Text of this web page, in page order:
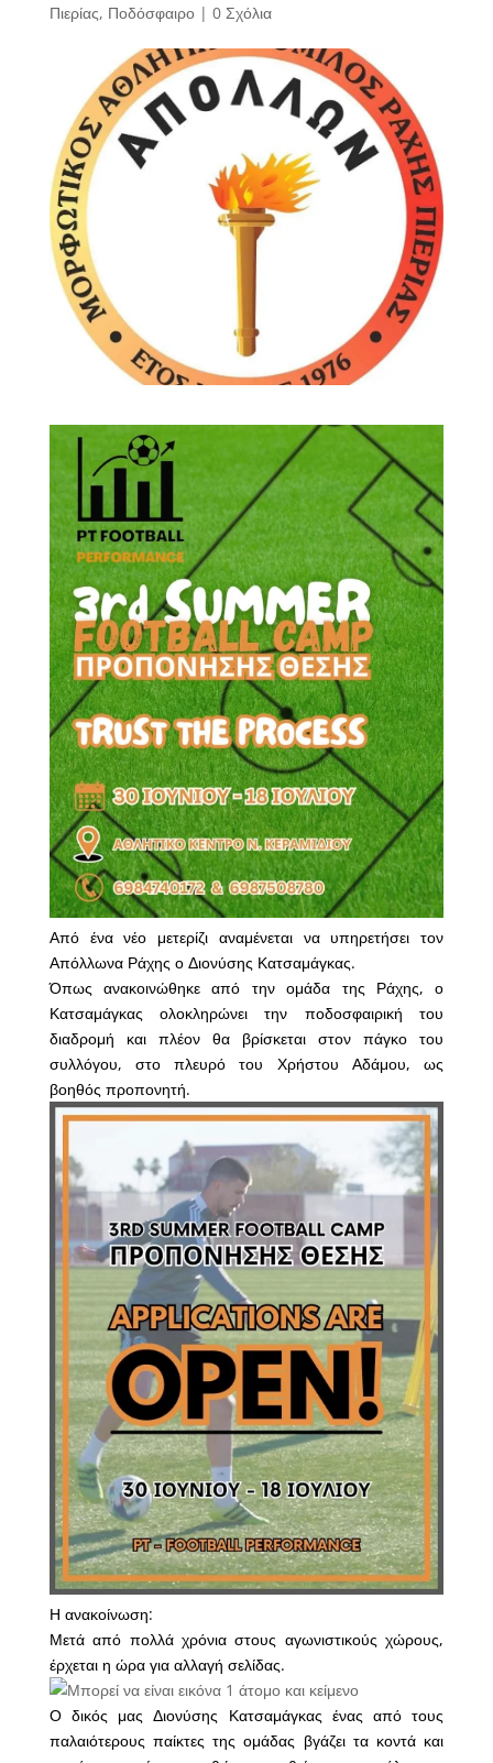
Πιερίας, Ποδόσφαιρο| 0 Σχόλια
Από ένα νέο μετερίζι αναμένεται να υπηρετήσει τον
Απόλλωνα Ράχης ο Διονύσης Κατσαμάγκας.
Όπως ανακοινώθηκε από την ομάδα της Ράχης, ο
Κατσαμάγκας ολοκληρώνει την ποδοσφαιρική του
διαδρομή και πλέον θα βρίσκεται στον πάγκο του
συλλόγου, στο πλευρό του Χρήστου Αδάμου, ως
βοηθός προπονητή.
Η ανακοίνωση:
Μετά από πολλά χρόνια στους αγωνιστικούς χώρους,
έρχεται η ώρα για αλλαγή σελίδας.
Ο δικός μας Διονύσης Κατσαμάγκας ένας από τους
παλαιότερους παίκτες της ομάδας βγάζει τα κοντά και